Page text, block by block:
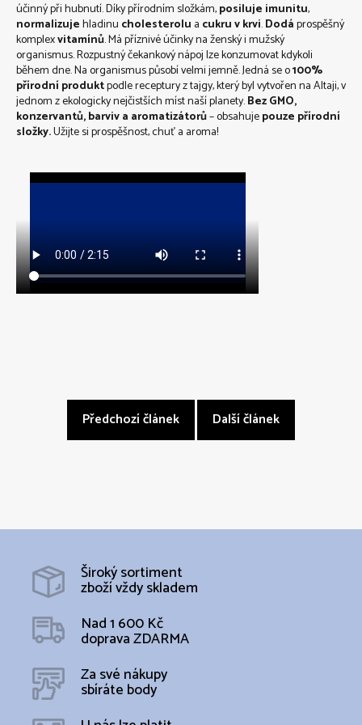
účinný při hubnutí. Díky přírodním složkám,posiluje imunitu,
normalizujehladinu cholesterolu a cukru v krvi.Dodáprospěšný
komplexvitamínů. Má příznivé účinky na ženský i mužský
organismus. Rozpustný čekankový nápoj lze konzumovat kdykoli
během dne. Na organismus působí velmi jemně. Jedná se o100%
přírodní produktpodle receptury z tajgy, který byl vytvořen na Altaji, v
jednom z ekologicky nejčistších míst naší planety.Bez GMO,
konzervantů, barviv a aromatizátorů– obsahujepouze přírodní
složky.Užijte si prospěšnost, chuť a aroma!
Předchozí článek Další článek
Široký sortiment
zboží vždy skladem
Nad 1 600 Kč
doprava ZDARMA
Za své nákupy
sbíráte body